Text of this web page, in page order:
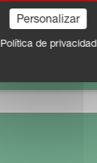
Personalizar
Política de privacidad